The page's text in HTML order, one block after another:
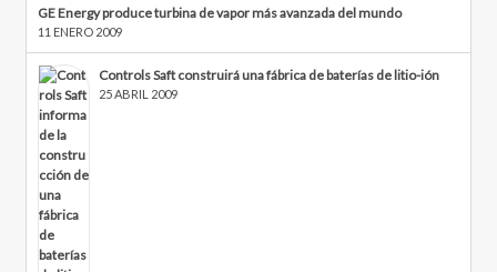
GE Energy produce turbina de vapor más avanzada del mundo
11 ENERO 2009
Controls Saft construirá una fábrica de baterías de litio-ión
25 ABRIL 2009